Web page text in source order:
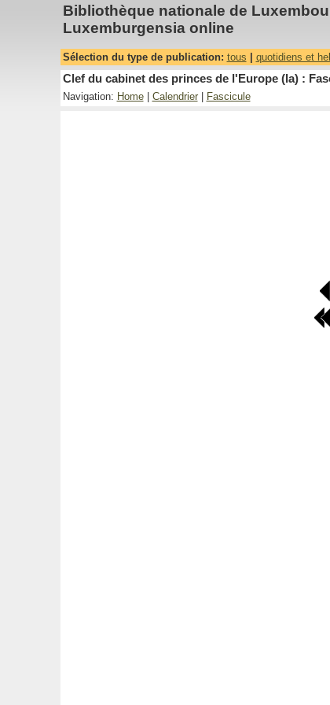
Bibliothèque nationale de
Luxemburgensia online
Sélection du type de publication: tous quotidiens et
Clef du cabinet des princes de l'Europe (la) :
Navigation: Home| Calendrier| Fascicule